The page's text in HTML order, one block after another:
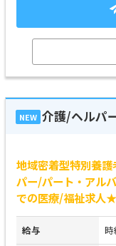
NEW 介護/ヘルパ
地域密着型特別養
パー/パート・アル
での医療/福祉求人★
給与 時